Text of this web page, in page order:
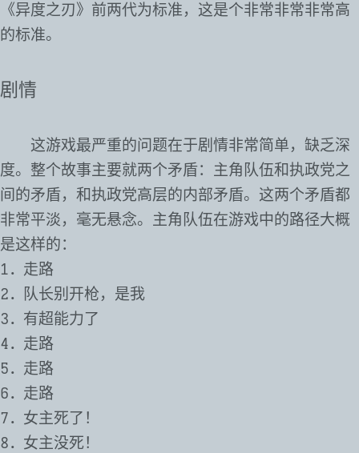
《异度之刃》前两代为标准，这是个非常非常非常高
的标准。
剧情
这游戏最严重的问题在于剧情非常简单，缺乏深
度。整个故事主要就两个矛盾：主角队伍和执政党之
间的矛盾，和执政党高层的内部矛盾。这两个矛盾都
非常平淡，毫无悬念。主角队伍在游戏中的路径大概
是这样的：
走路
队长别开枪，是我
有超能力了
走路
走路
走路
女主死了！
女主没死！